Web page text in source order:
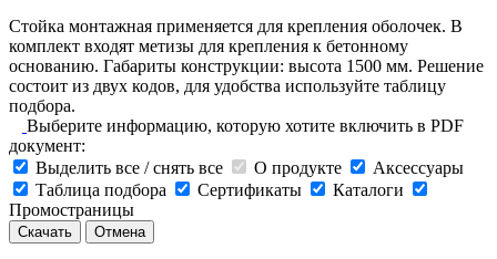
Стойка монтажная применяется для крепления оболочек. В
комплект входят метизы для крепления к бетонному
основанию. Габариты конструкции: высота 1500 мм. Решение
состоит из двух кодов, для удобства используйте таблицу
подбора.
Выберите информацию, которую хотите включить в PDF
документ:
Выделить все / снять все
О продукте
Аксессуары
Таблица подбора
Сертификаты
Каталоги
Промостраницы
Скачать Отмена